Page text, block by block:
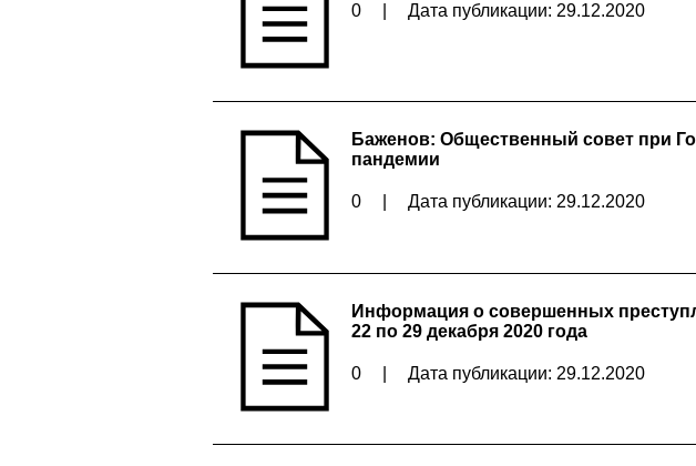
0 Дата публикации: 29.12.2020
Баженов: Общественный совет при
пандемии
0 Дата публикации: 29.12.2020
Информация о совершенных
22 по 29 декабря 2020 года
0 Дата публикации: 29.12.2020